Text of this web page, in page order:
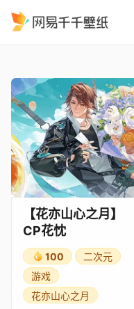
【花亦山心之月】
CP花忱
100
二次元
游戏
花亦山心之月